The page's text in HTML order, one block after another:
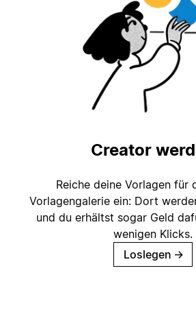
Creator
Reiche deine Vorlagen für
Vorlagengalerie ein: Dort
und du erhältst sogar Geld
wenigen Klicks.
Loslegen →